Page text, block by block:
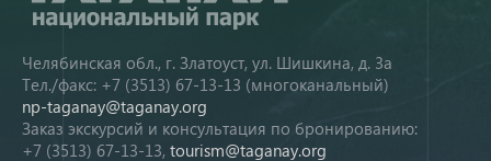
Челябинская обл., г. Златоуст, ул. Шишкина, д. 3а
Тел./факс: +7 (3513) 67-13-13 (многоканальный)
np-taganay@taganay.org
Заказ экскурсий и консультация по бронированию:
+7 (3513) 67-13-13, tourism@taganay.org